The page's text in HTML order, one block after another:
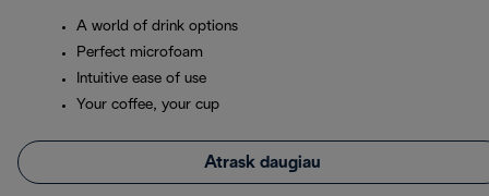
A world of drink options
Perfect microfoam
Intuitive ease of use
Your coffee, your cup
Atrask daugiau